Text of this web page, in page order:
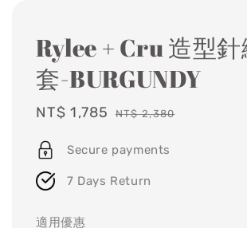
Rylee + Cru 造型
套-BURGUNDY
Sale
NT$ 1,785 Regular
NT$ 2,380
Secure payments
7 Days Return
適用優惠